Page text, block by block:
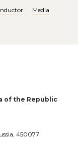
Media
of the Republic
450077